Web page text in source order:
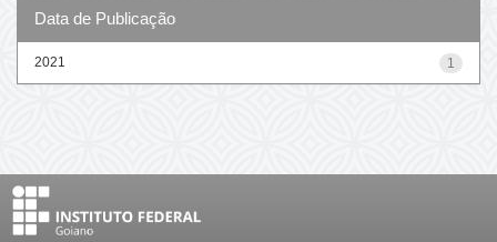
Data de Publicação
1
2021